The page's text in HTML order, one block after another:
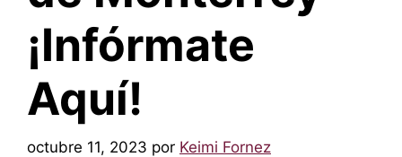
¡Infórmate
Aquí!
octubre 11, 2023 por Keimi Fornez